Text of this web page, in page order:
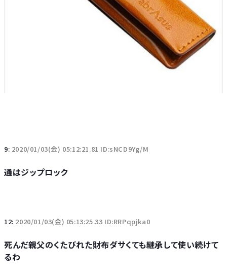
9: 2020/01/03(金) 05:12:21.81 ID:sNCD9Yg/M
通はジップロック
12: 2020/01/03(金) 05:13:25.33 ID:RRPqpjka0
死んだ親父のくたびれた財布ダサくても継承して使い続けて
るわ